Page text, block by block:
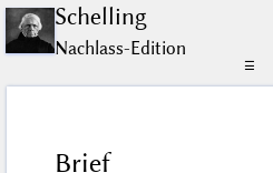
Schelling
Nachlass-Edition
☰
Brief